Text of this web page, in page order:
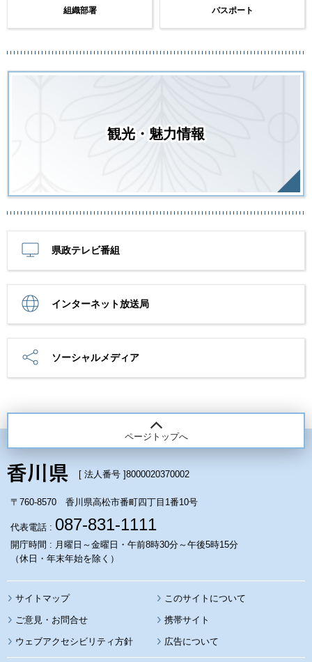
組織部署 パスポート
観光・魅力情報
県政テレビ番組
インターネット放送局
ソーシャルメディア
ページトップへ
[ 法人番号 ]8000020370002
〒760-8570 香川県高松市番町四丁目1番10号
代表電話 : 087-831-1111
開庁時間 : 月曜日～金曜日・午前8時30分～午後5時15分
（休日・年末年始を除く）
サイトマップ このサイトについて
携帯サイト
ウェブアクセシビリティ方針 広告について